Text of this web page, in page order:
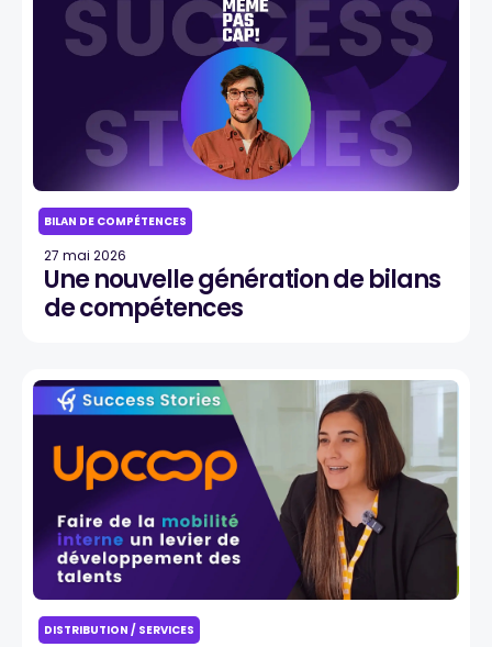
BILAN DE COMPÉTENCES
27 mai 2026
Une nouvelle génération de bilans
de compétences
DISTRIBUTION / SERVICES